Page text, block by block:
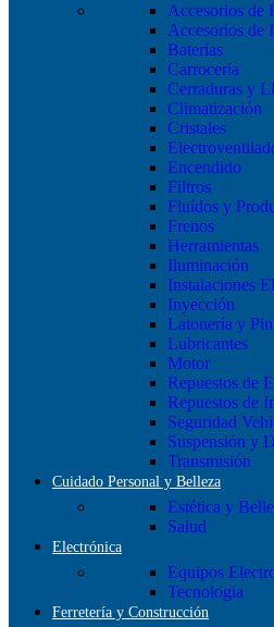
Accesorios de
Accesorios de
Baterías
Carrocería
Cerraduras y
Climatización
Cristales
Encendido
Filtros
Fluídos y
Frenos
Herramientas
Iluminación
Instalaciones
Inyección
Latonería y
Lubricantes
Motor
Repuestos de
Repuestos de
Seguridad
Suspensión y
Transmisión
Cuidado Personal y Belleza
Estética y
Salud
Electrónica
Equipos
Tecnologia
Ferretería y Construcción